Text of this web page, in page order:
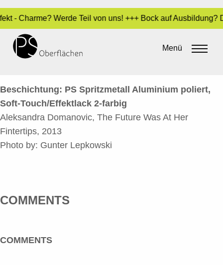
- Charme? Werde Teil von uns! +++ Bock auf
Menü
THE FUTURE WAS AT HER
FINGERTIPS 4
Beschichtung: PS Spritzmetall Aluminium poliert,
Soft-Touch/Effektlack 2-farbig
Aleksandra Domanovic, The Future Was At Her
Fintertips, 2013
Photo by: Gunter Lepkowski
COMMENTS
COMMENTS